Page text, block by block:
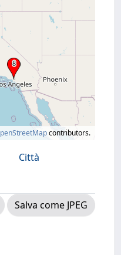
contributors.
Città
Salva come JPEG